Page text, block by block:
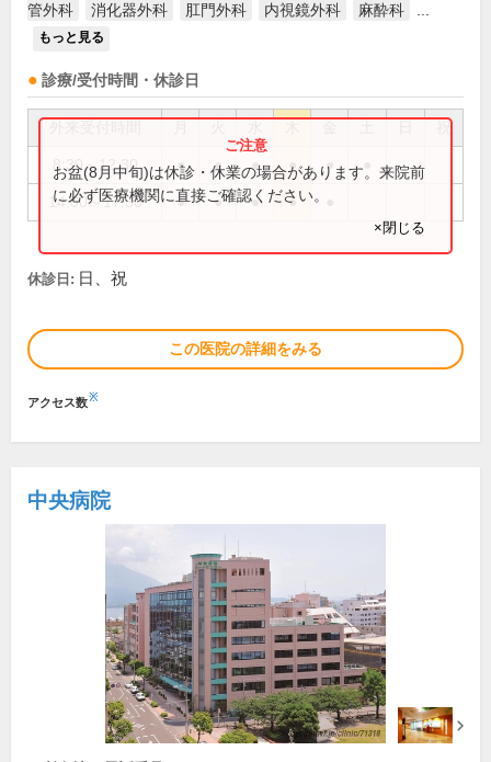
管外科
消化器外科 肛門外科 内視鏡外科 麻酔科
もっと見る
診療/受付時間・休診日
祝
8:30～12:30 ● ● ● ● ●
14:00～17:30 ● ● ● ●
お盆(8月中旬)は休診・休業の場合があります。来院前
に必ず医療機関に直接ご確認ください。
×閉じる
休診日: 日、祝
この医院の詳細をみる
アクセス数※
中央病院